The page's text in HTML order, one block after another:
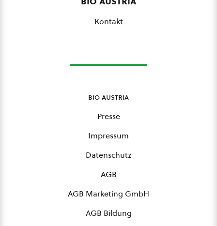
Kontakt
bio austria
Presse
Impressum
Datenschutz
AGB
AGB Marketing GmbH
AGB Bildung